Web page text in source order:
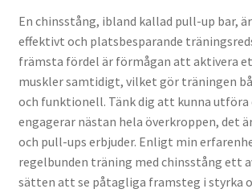
En chinsstång, ibland kallad pull-up bar,
effektivt och platsbesparande
främsta fördel är förmågan att aktivera
muskler samtidigt, vilket gör träningen
och funktionell. Tänk dig att kunna utföra
engagerar nästan hela överkroppen, det
och pull-ups erbjuder. Enligt min
regelbunden träning med chinsstång ett
sätten att se påtagliga framsteg i styrka